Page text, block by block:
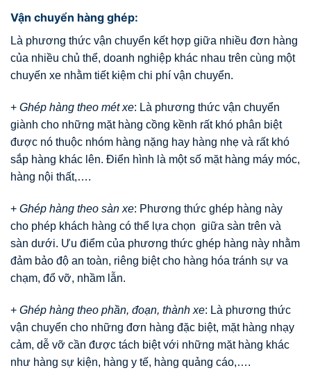
Vận chuyển hàng ghép:
Là phương thức vận chuyển kết hợp giữa nhiều đơn hàng
của nhiều chủ thể, doanh nghiệp khác nhau trên cùng một
chuyến xe nhằm tiết kiệm chi phí vận chuyển.
+ Ghép hàng theo mét xe: Là phương thức vận chuyển
giành cho những mặt hàng cồng kềnh rất khó phân biệt
được nó thuộc nhóm hàng nặng hay hàng nhẹ và rất khó
sắp hàng khác lên. Điển hình là một số mặt hàng máy móc,
hàng nội thất,….
+ Ghép hàng theo sàn xe: Phương thức ghép hàng này
cho phép khách hàng có thể lựa chọn giữa sàn trên và
sàn dưới. Ưu điểm của phương thức ghép hàng này nhằm
đảm bảo độ an toàn, riêng biệt cho hàng hóa tránh sự va
chạm, đổ vỡ, nhầm lẫn.
+ Ghép hàng theo phần, đoạn, thành xe: Là phương thức
vận chuyển cho những đơn hàng đặc biệt, mặt hàng nhạy
cảm, dễ vỡ cần được tách biệt với những mặt hàng khác
như hàng sự kiện, hàng y tế, hàng quảng cáo,….